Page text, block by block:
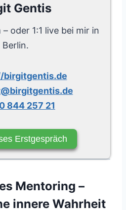
Gentis
oder 1:1 live bei mir in
Berlin.
birgitgentis.de
844 257 21
Erstgespräch
Mentoring –
innere Wahrheit